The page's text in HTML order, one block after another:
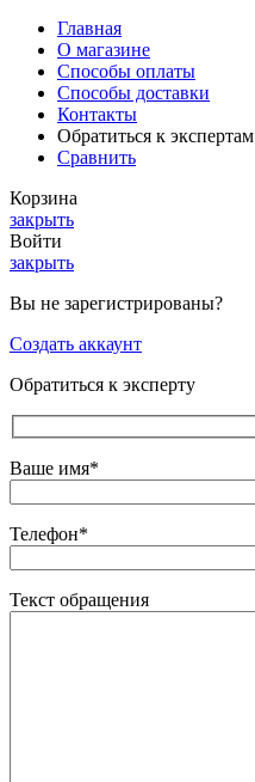
Главная
О магазине
Способы оплаты
Способы доставки
Контакты
Обратиться к экспертам
Сравнить
Корзина
закрыть
Войти
закрыть
Вы не зарегистрированы?
Создать аккаунт
Обратиться к эксперту
Ваше имя*
Телефон*
Текст обращения